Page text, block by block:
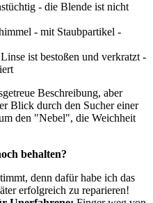
- die Blende ist nicht
- mit Staubpartikel -
ist bestoßen und verkratzt -
Beschreibung, aber
Blick durch den Sucher einer
den "Nebel", die Weichheit
behalten?
denn dafür habe ich das
erfolgreich zu reparieren!